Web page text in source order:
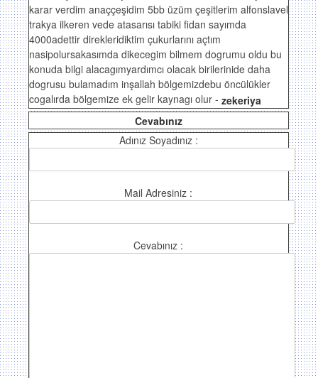
karar verdim anaççeşidim 5bb üzüm çeşitlerim alfonslavel
trakya ilkeren vede atasarısı tabiki fidan sayımda
4000adettir direkleridiktim çukurlarını açtım
nasipolursakasımda dikecegim bilmem dogrumu oldu bu
konuda bilgi alacagımyardımcı olacak birilerinide daha
dogrusu bulamadım inşallah bölgemizdebu öncülükler
cogalırda bölgemize ek gelir kaynagı olur - zekeriya
Cevabınız
Adınız Soyadınız :
Mail Adresiniz :
Cevabınız :